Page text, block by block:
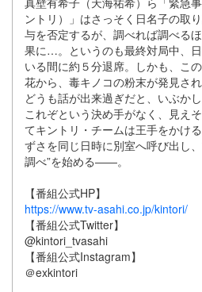
ントリ）」はさっそく日名子の取
与を否定するが、調べれば調べる
果に…。というのも最終対局中、
いる間に約５分退席。しかも、こ
花から、毒キノコの粉末が発見さ
どうも話が出来過ぎだと、いぶか
これぞという決め手がなく、見え
てキントリ・チームは王手をかけ
ずさを同じ日時に別室へ呼び出し
調べ”を始める――。
【番組公式HP】
https://www.tv-asahi.co.jp/kintori/
【番組公式Twitter】
@kintori_tvasahi
【番組公式Instagram】
＠exkintori